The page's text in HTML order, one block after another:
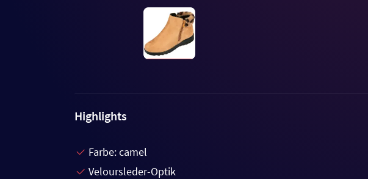
Highlights
Farbe: camel
Veloursleder-Optik